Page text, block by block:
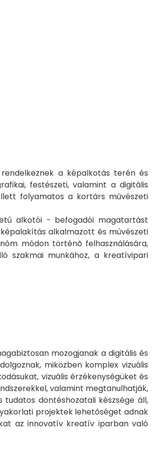
a képalkotás terén és
festészeti, valamint a digitális
folyamatos a kortárs művészeti
alkotói - befogadói magatartást
alkalmazott és mûvészeti
módon történõ felhasználására,
szakmai munkához, a kreatívipari
mozogjanak a digitális és
miközben komplex vizuális
vizuális érzékenységüket és
valamint megtanulhatják,
döntéshozatali készsége áll,
projektek lehetőséget adnak
az innovatív kreatív iparban való